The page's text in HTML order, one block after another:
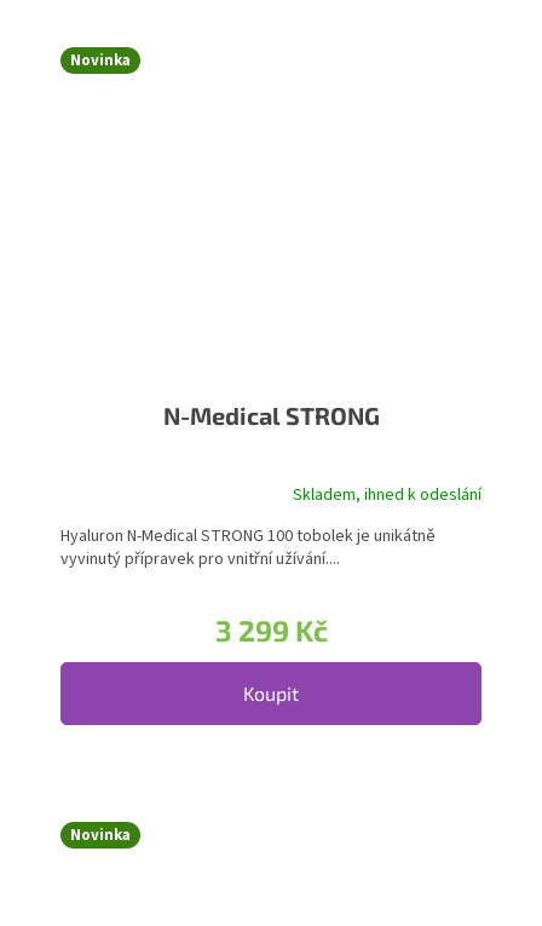
Novinka
N-Medical STRONG
Skladem, ihned k odeslání
3 299 Kč
Koupit
Hyaluron N-Medical STRONG 100 tobolek je unikátně
vyvinutý přípravek pro vnitřní užívání....
Novinka